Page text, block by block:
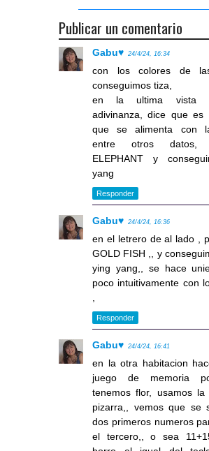
Publicar un comentario
Gabu♥ 24/4/24, 16:34
con los colores de
conseguimos tiza,
en la ultima vista
adivinanza, dice que es
que se alimenta con
entre otros datos,
ELEPHANT y
yang
Responder
Gabu♥ 24/4/24, 16:36
en el letrero de al lado ,
GOLD FISH ,, y
ying yang,, se hace
poco intuitivamente con
,
Responder
Gabu♥ 24/4/24, 16:41
en la otra habitacion
juego de memoria
tenemos flor, usamos
pizarra,, vemos que se
dos primeros numeros
el tercero,, o sea